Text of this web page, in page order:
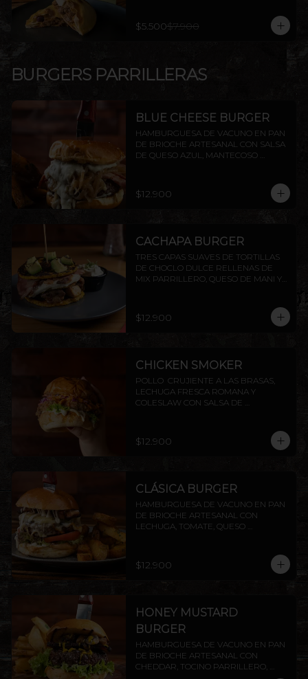
$5.500$7.900
BURGERS PARRILLERAS
BLUE CHEESE BURGER
HAMBURGUESA DE VACUNO EN PAN
DE BRIOCHE ARTESANAL CON SALSA
DE QUESO AZUL, MANTECOSO
PAPAS RÚSTICAS.
$12.900
CACHAPA BURGER
TRES CAPAS SUAVES DE TORTILLAS
DE CHOCLO DULCE RELLENAS DE
MIX PARRILLERO, QUESO DE MANI Y
DE SALSA CHIMICHURRI Y NATA
$12.900
CHICKEN SMOKER
POLLO  CRUJIENTE A LAS BRASAS,
LECHUGA FRESCA ROMANA Y
COLESLAW CON SALSA DE
DE LA CASA. ACOMPAÑADO DE
PAPAS RUSTICAS.
$12.900
CLÁSICA BURGER
HAMBURGUESA DE VACUNO EN PAN
DE BRIOCHE ARTESANAL CON
LECHUGA, TOMATE, QUESO
RÚSTICAS.
$12.900
HONEY MUSTARD
BURGER
HAMBURGUESA DE VACUNO EN PAN
DE BRIOCHE ARTESANAL CON
CHEDDAR, TOCINO PARRILLERO,